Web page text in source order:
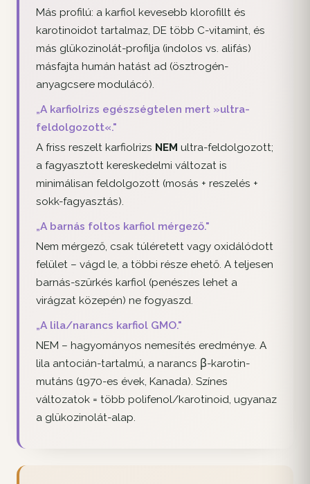
Más profilú: a karfiol kevesebb klorofillt és
karotinoidot tartalmaz, DE több C-vitamint, és
más glükozinolát-profilja (indolos vs. alifás)
másfajta humán hatást ad (ösztrogén-
anyagcsere modulácó).
„A karfiolrizs egészségtelen mert »ultra-
feldolgozott«."
A friss reszelt karfiolrizs NEM ultra-feldolgozott;
a fagyasztott kereskedelmi változat is
minimálisan feldolgozott (mosás + reszelés +
sokk-fagyasztás).
„A barnás foltos karfiol mérgező."
Nem mérgező, csak túléretett vagy oxidálódott
felület – vágd le, a többi része ehető. A teljesen
barnás-szürkés karfiol (penészes lehet a
virágzat közepén) ne fogyaszd.
„A lila/narancs karfiol GMO."
NEM – hagyományos nemesítés eredménye. A
lila antocián-tartalmú, a narancs β-karotin-
mutáns (1970-es évek, Kanada). Színes
változatok = több polifenol/karotinoid, ugyanaz
a glükozinolát-alap.